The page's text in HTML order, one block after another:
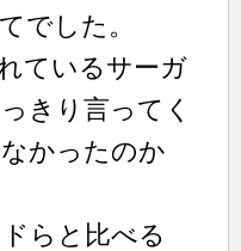
でした。
ているサーガ
きり言ってく
かったのか
らと比べる